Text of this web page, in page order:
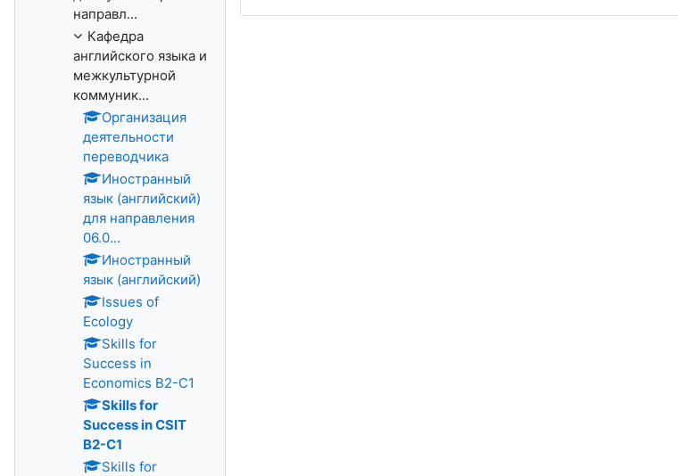
направл...
Кафедра
английского языка и
межкультурной
коммуник...
Организация
деятельности
переводчика
Иностранный
язык (английский)
для направления
06.0...
Иностранный
язык (английский)
Issues of
Ecology
Skills for
Success in
Economics B2-C1
Skills for
Success in CSIT
B2-C1
Skills for